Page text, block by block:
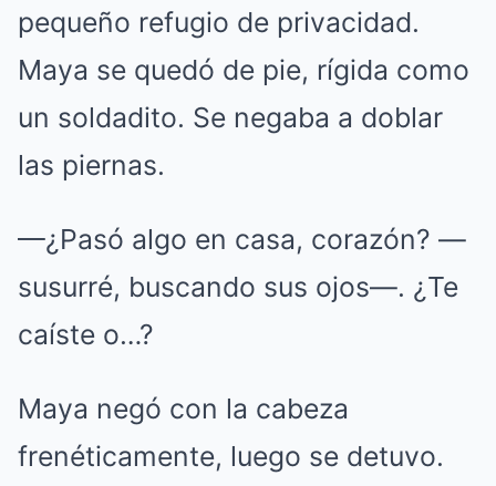
pequeño refugio de privacidad.
Maya se quedó de pie, rígida como
un soldadito. Se negaba a doblar
las piernas.
—¿Pasó algo en casa, corazón? —
susurré, buscando sus ojos—. ¿Te
caíste o…?
Maya negó con la cabeza
frenéticamente, luego se detuvo.